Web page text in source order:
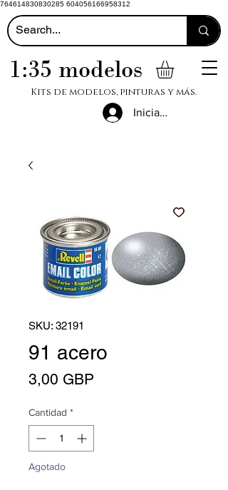
764614830830285 604056166958312
1:35 modelos
Kits de modelos, pinturas y más.
Iniciar sesión
SKU: 32191
91 acero
3,00 GBP
Cantidad *
Agotado